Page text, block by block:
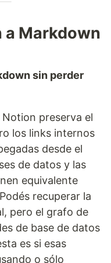
a Markdown
sin perder
preserva el
los links internos
desde el
de datos y las
equivalente
recuperar la
pero el grafo de
de base de datos
es si esas
o sólo